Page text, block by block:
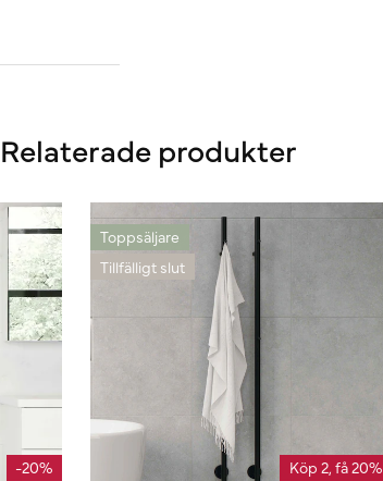
Relaterade produkter
-20%
Toppsäljare
Tillfälligt slut
Köp 2, få 20%